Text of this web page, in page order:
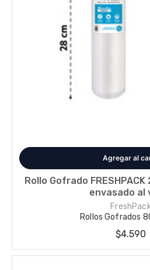
Rollo Gofrado
envasado al
Rollos Gofrados
$4.590